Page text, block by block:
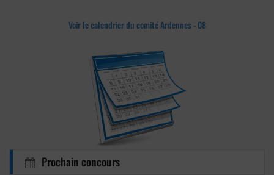
Voir le calendrier du comité Ardennes - 08
Prochain concours